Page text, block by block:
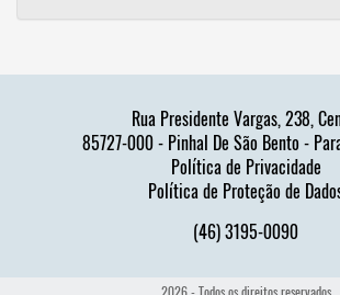
Rua Presidente Vargas, 238,
85727-000 - Pinhal De São Bento -
Política de Privacidade
Política de Proteção de
(46) 3195-0090